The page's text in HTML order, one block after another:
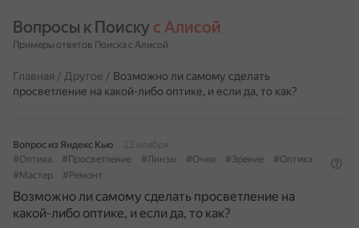
Вопросы к Поиску с Алисой
Примеры ответов Поиска с Алисой
Главная / Другое / Возможно ли самому сделать
просветление на какой-либо оптике, и если да, то как?
Вопрос из Яндекс Кью
22 ноября
#Оптика
#Просветление #Линзы #Очки #Зрение
#Оптика
#Мастер
#Ремонт
Возможно ли самому сделать просветление на
какой-либо оптике, и если да, то как?